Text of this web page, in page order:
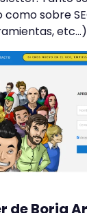
sobre
etc…)
de Borja